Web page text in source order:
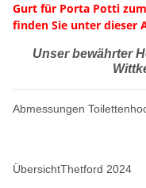
Gurt für Porta Potti
finden Sie unter dieser
Unser bewährter
Abmessungen
ÜbersichtThetford 2024